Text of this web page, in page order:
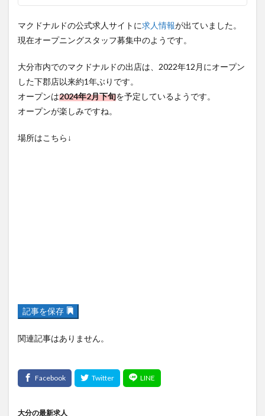
マクドナルドの公式求人サイトに求人情報が出ていました。
現在オープニングスタッフ募集中のようです。
大分市内でのマクドナルドの出店は、2022年12月にオープン
した下郡店以来約1年ぶりです。
オープンは2024年2月下旬を予定しているようです。
オープンが楽しみですね。
場所はこちら↓
記事を保存
関連記事はありません。
大分の最新求人